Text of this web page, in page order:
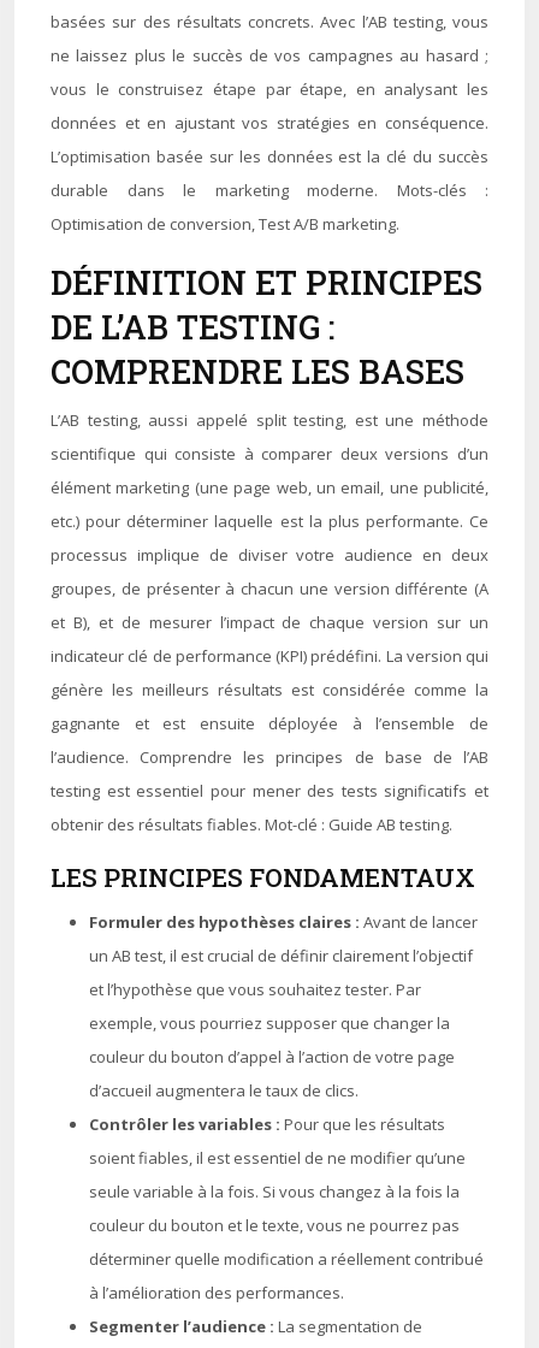
basées sur des résultats concrets. Avec l’AB testing, vous
ne laissez plus le succès de vos campagnes au hasard ;
vous le construisez étape par étape, en analysant les
données et en ajustant vos stratégies en conséquence.
L’optimisation basée sur les données est la clé du succès
durable dans le marketing moderne. Mots-clés :
Optimisation de conversion, Test A/B marketing.
DÉFINITION ET PRINCIPES
DE L’AB TESTING :
COMPRENDRE LES BASES
L’AB testing, aussi appelé split testing, est une méthode
scientifique qui consiste à comparer deux versions d’un
élément marketing (une page web, un email, une publicité,
etc.) pour déterminer laquelle est la plus performante. Ce
processus implique de diviser votre audience en deux
groupes, de présenter à chacun une version différente (A
et B), et de mesurer l’impact de chaque version sur un
indicateur clé de performance (KPI) prédéfini. La version qui
génère les meilleurs résultats est considérée comme la
gagnante et est ensuite déployée à l’ensemble de
l’audience. Comprendre les principes de base de l’AB
testing est essentiel pour mener des tests significatifs et
obtenir des résultats fiables. Mot-clé : Guide AB testing.
LES PRINCIPES FONDAMENTAUX
Formuler des hypothèses claires : Avant de lancer
un AB test, il est crucial de définir clairement l’objectif
et l’hypothèse que vous souhaitez tester. Par
exemple, vous pourriez supposer que changer la
couleur du bouton d’appel à l’action de votre page
d’accueil augmentera le taux de clics.
Contrôler les variables : Pour que les résultats
soient fiables, il est essentiel de ne modifier qu’une
seule variable à la fois. Si vous changez à la fois la
couleur du bouton et le texte, vous ne pourrez pas
déterminer quelle modification a réellement contribué
à l’amélioration des performances.
Segmenter l’audience : La segmentation de